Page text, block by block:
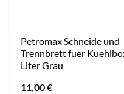
Petromax Schneide und
Trennbrett fuer
Liter Grau
11,00€